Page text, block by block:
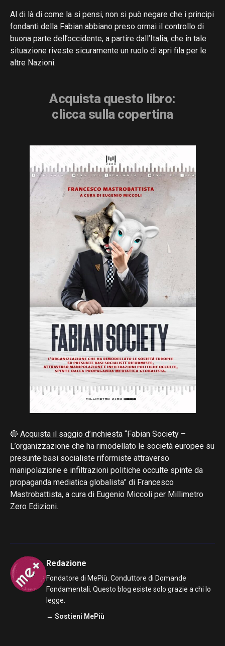
Al di là di come la si pensi, non si può negare che i principi
fondanti della Fabian abbiano preso ormai il controllo di
buona parte dell’occidente, a partire dall’Italia, che in tale
situazione riveste sicuramente un ruolo di apri fila per le
altre Nazioni.
Acquista questo libro:
clicca sulla copertina
🔴 Acquista il saggio d’inchiesta “Fabian Society –
L’organizzazione che ha rimodellato le società europee su
presunte basi socialiste riformiste attraverso
manipolazione e infiltrazioni politiche occulte spinte da
propaganda mediatica globalista” di Francesco
Mastrobattista, a cura di Eugenio Miccoli per Millimetro
Zero Edizioni.
Redazione
Fondatore di MePiù. Conduttore di Domande
Fondamentali. Questo blog esiste solo grazie a chi lo
legge.
→ Sostieni MePiù